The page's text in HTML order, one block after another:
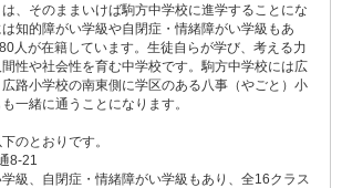
、そのままいけば駒方中学校に進学することにな
知的障がい学級や自閉症・情緒障がい学級もあ
人が在籍しています。生徒自らが学び、考える力
性や社会性を育む中学校です。駒方中学校には広
路小学校の南東側に学区のある八事（やごと）小
一緒に通うことになります。
のとおりです。
8-21
級、自閉症・情緒障がい学級もあり、全16クラス